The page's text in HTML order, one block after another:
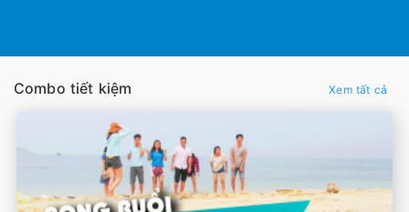
Combo tiết kiệm Xem tất cả